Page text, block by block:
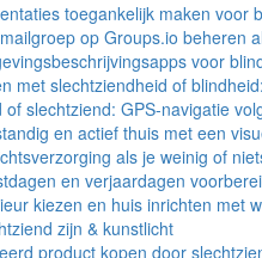
toegankelijk maken voor
op Groups.io beheren
voor
met slechtziendheid of
of slechtziend: GPS-navigatie
en actief thuis met een
als je weinig of
en verjaardagen
kiezen en huis inrichten met
zijn & kunstlicht
product kopen door